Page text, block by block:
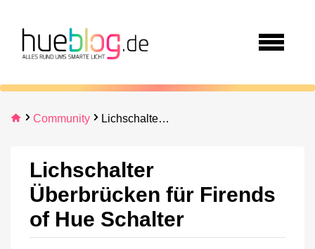
Community Lichschalter Überbrücken für Firends of Hue Schalter
Lichschalter
Überbrücken für Firends
of Hue Schalter